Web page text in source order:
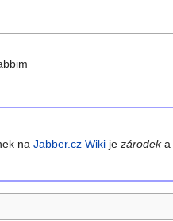
na Jabber.cz Wikije zárodeka